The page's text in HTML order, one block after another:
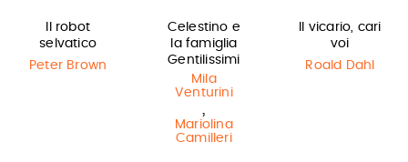
Il robot
selvatico
Peter Brown
Celestino e
la famiglia
Gentilissimi
Mila
Venturini
,
Mariolina
Camilleri
Il vicario, cari
voi
Roald Dahl